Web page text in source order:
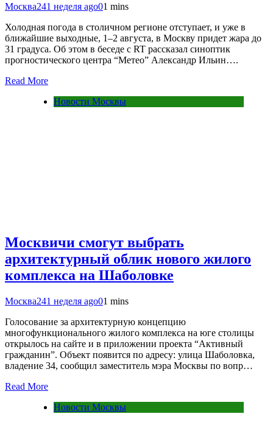
Москва241 неделя ago01 mins
Холодная погода в столичном регионе отступает, и уже в
ближайшие выходные, 1–2 августа, в Москву придет жара до
31 градуса. Об этом в беседе с RT рассказал синоптик
прогностического центра “Метео” Александр Ильин….
Read More
Новости Москвы
Москвичи смогут выбрать
архитектурный облик нового жилого
комплекса на Шаболовке
Москва241 неделя ago01 mins
Голосование за архитектурную концепцию
многофункционального жилого комплекса на юге столицы
открылось на сайте и в приложении проекта “Активный
гражданин”. Объект появится по адресу: улица Шаболовка,
владение 34, сообщил заместитель мэра Москвы по вопр…
Read More
Новости Москвы